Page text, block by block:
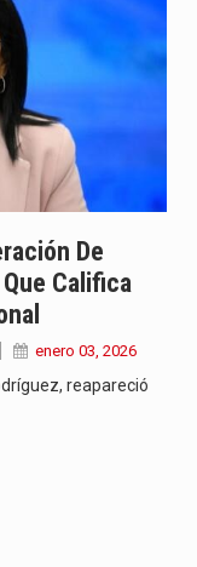
De
Califica
enero 03, 2026
reapareció